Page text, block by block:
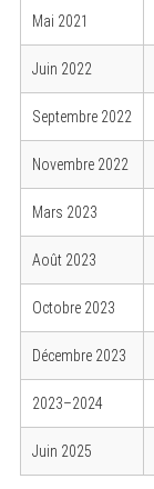
Mai 2021
Juin 2022
Septembre 2022
Novembre 2022
Mars 2023
Août 2023
Octobre 2023
Décembre 2023
2023–2024
Juin 2025